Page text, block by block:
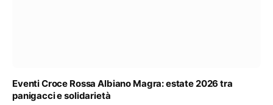
Eventi Croce Rossa Albiano Magra: estate 2026 tra
panigacci e solidarietà